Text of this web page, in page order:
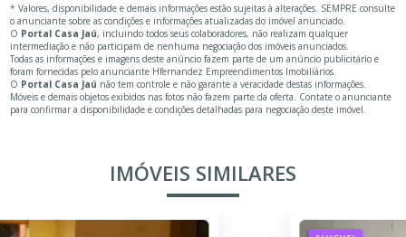
* Valores, disponibilidade e demais informações estão sujeitas à alterações. SEMPRE consulte
o anunciante sobre as condições e informações atualizadas do imóvel anunciado.
O Portal Casa Jaú, incluindo todos seus colaboradores, não realizam qualquer
intermediação e não participam de nenhuma negociação dos imóveis anunciados.
Todas as informações e imagens deste anúncio fazem parte de um anúncio publicitário e
foram fornecidas pelo anunciante Hfernandez Empreendimentos Imobiliários.
O Portal Casa Jaú não tem controle e não garante a veracidade destas informações.
Móveis e demais objetos exibidos nas fotos não fazem parte da oferta. Contate o anunciante
para confirmar a disponibilidade e condições detalhadas para negociação deste imóvel.
IMÓVEIS SIMILARES